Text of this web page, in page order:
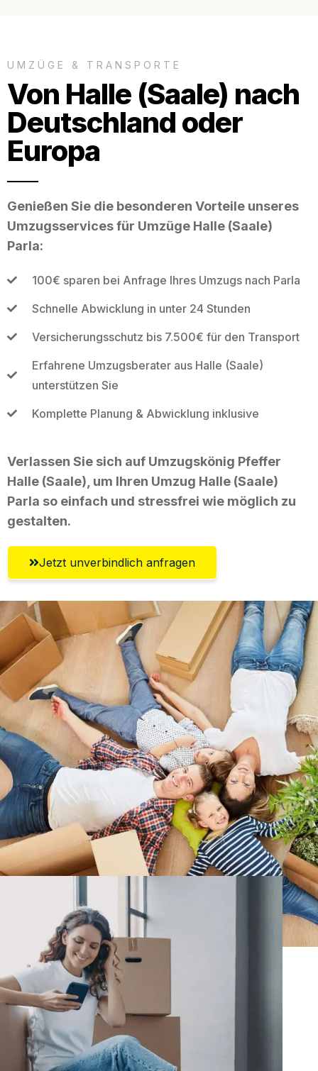
UMZÜGE & TRANSPORTE
Von Halle (Saale) nach
Deutschland oder
Europa
Genießen Sie die besonderen Vorteile unseres
Umzugsservices für Umzüge Halle (Saale)
Parla:
100€ sparen bei Anfrage Ihres Umzugs nach Parla
Schnelle Abwicklung in unter 24 Stunden
Versicherungsschutz bis 7.500€ für den Transport
Erfahrene Umzugsberater aus Halle (Saale)
unterstützen Sie
Komplette Planung & Abwicklung inklusive
Verlassen Sie sich auf Umzugskönig Pfeffer
Halle (Saale), um Ihren Umzug Halle (Saale)
Parla so einfach und stressfrei wie möglich zu
gestalten.
Jetzt unverbindlich anfragen